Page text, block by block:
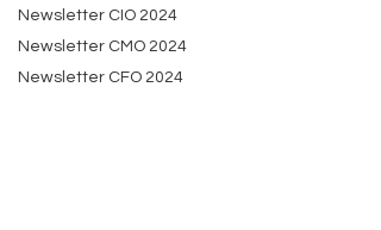
Newsletter CIO 2024
Newsletter CMO 2024
Newsletter CFO 2024